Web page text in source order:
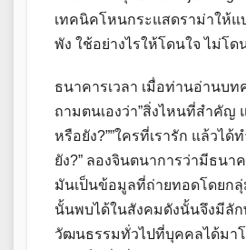
เทคนิคโหนกระแสดราม่าให้แ
พัง ใช้อย่างไรให้โดนใจ ไม่โ
ธนาคารเวลา เมื่อท่านอ่านบท
ถามตนเองว่า”สิ่งไหนที่สำคัญ
หรือยัง?””ใครที่เรารัก แล้วได้
ยัง?” ลองจินตนาการว่ามีธน
มันเป็นข้อมูลที่ถ่ายทอดโดยก
นั้นพบได้ในสังคมดังนั้นจึงมีลั
วัฒนธรรมทั่วไปที่บุคคลได้มาโ